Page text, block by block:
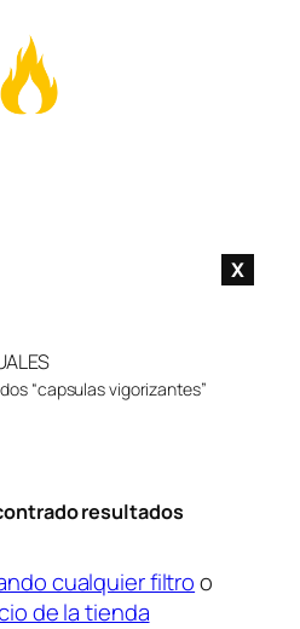
X
“capsulas vigorizantes”
resultados
cualquier filtroo
de la tienda